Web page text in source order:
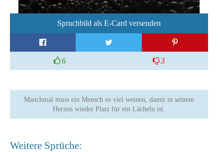
Spruchbild als E-Card versenden
6 3
Manchmal muss ein Mensch so viel weinen, damit in seinem
Herzen wieder Platz für ein Lächeln ist.
Weitere Sprüche: